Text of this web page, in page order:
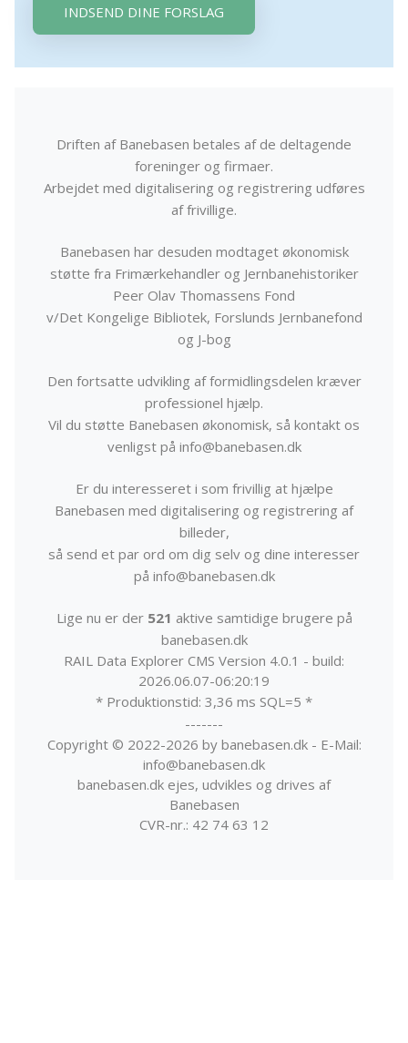
INDSEND DINE FORSLAG
Driften af Banebasen betales af de deltagende
foreninger og firmaer.
Arbejdet med digitalisering og registrering udføres
af frivillige.
Banebasen har desuden modtaget økonomisk
støtte fra Frimærkehandler og Jernbanehistoriker
Peer Olav Thomassens Fond
v/Det Kongelige Bibliotek, Forslunds Jernbanefond
og J-bog
Den fortsatte udvikling af formidlingsdelen kræver
professionel hjælp.
Vil du støtte Banebasen økonomisk, så kontakt os
venligst på info@banebasen.dk
Er du interesseret i som frivillig at hjælpe
Banebasen med digitalisering og registrering af
billeder,
så send et par ord om dig selv og dine interesser
på info@banebasen.dk
Lige nu er der 521 aktive samtidige brugere på
banebasen.dk
RAIL Data Explorer CMS Version 4.0.1 - build:
2026.06.07-06:20:19
* Produktionstid: 3,36 ms SQL=5 *
-------
Copyright © 2022-2026 by banebasen.dk - E-Mail:
info@banebasen.dk
banebasen.dk ejes, udvikles og drives af
Banebasen
CVR-nr.: 42 74 63 12